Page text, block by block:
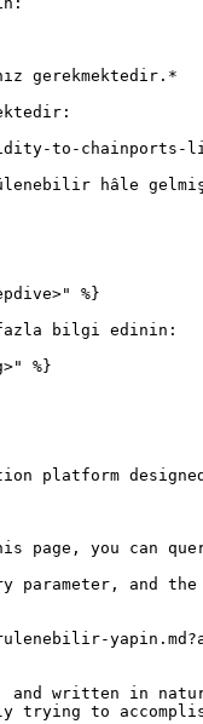
gerekmektedir.*
to-chainports-
hâle
%}
fazla bilgi edinin:
%}
platform
you can
parameter, and
written in
trying to